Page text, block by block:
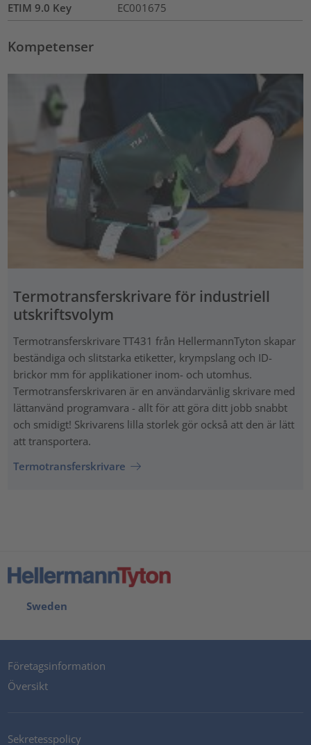
ETIM 9.0 Key
EC001675
Kompetenser
Termotransferskrivare för industriell
utskriftsvolym
Termotransferskrivare TT431 från HellermannTyton skapar
beständiga och slitstarka etiketter, krympslang och ID-
brickor mm för applikationer inom- och utomhus.
Termotransferskrivaren är en användarvänlig skrivare med
lättanvänd programvara - allt för att göra ditt jobb snabbt
och smidigt! Skrivarens lilla storlek gör också att den är lätt
att transportera.
Termotransferskrivare
Sweden
Företagsinformation
Översikt
Sekretesspolicy